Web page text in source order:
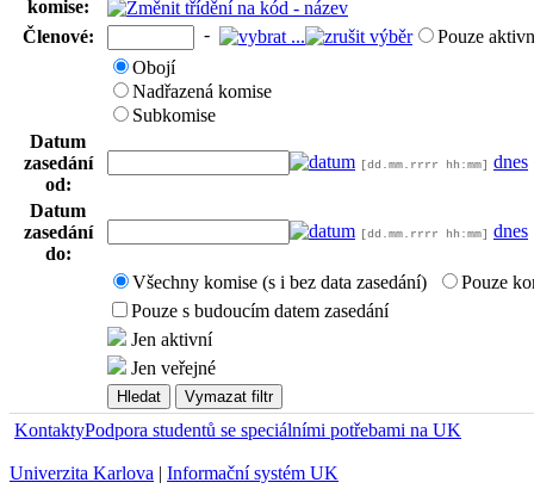
komise:
Členové:
-
Pouze
Obojí
Nadřazená komise
Subkomise
Datum
zasedání
od:
[dd.mm.rrrr hh:mm] dnes
Datum
zasedání
do:
[dd.mm.rrrr hh:mm] dnes
Všechny komise (s i bez data zasedání)
Pouze
Pouze s budoucím datem zasedání
Jen aktivní
Jen veřejné
KontaktyPodpora studentů se speciálními potřebami na UK
Univerzita Karlova | Informační systém UK